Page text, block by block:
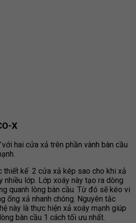
X
với hai cửa xả trên phần vành bàn cầu
thiết kế 2 cửa xả kép sao cho khi xả
lớp. Lớp xoáy này tạo ra dòng
quanh lòng bàn cầu. Từ đó sẽ kéo vi
ống xả nhanh chóng. Nguyên tắc
này là thực hiện xả xoáy mạnh giúp
bàn cầu 1 cách tối ưu nhất.